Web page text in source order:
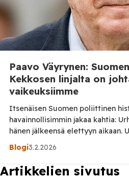
Paavo Väyrynen:
Kekkosen linjalta on
vaikeuksiimme
Itsenäisen Suomen poliittinen
havainnollisimmin jakaa kahtia:
hänen jälkeensä elettyyn aikaan.
ulko- ja turvallisuuspolitiikkaa
itsenäisyyden vaaliminen ja
puolustaminen. Ulkosuhteissa
taloudellisen hyvinvointimme
Blogi3.2.2026
Artikkelien sivutus